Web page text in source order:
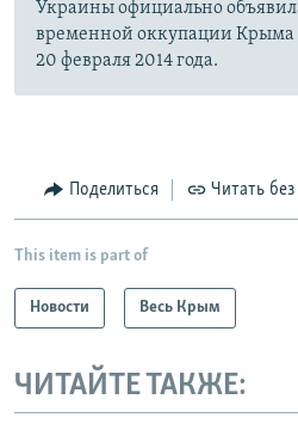
Украины официально
временной оккупации Крыма
20 февраля 2014 года.
Поделиться Читать без
This item is part of
Новости Весь Крым
ЧИТАЙТЕ ТАКЖЕ: